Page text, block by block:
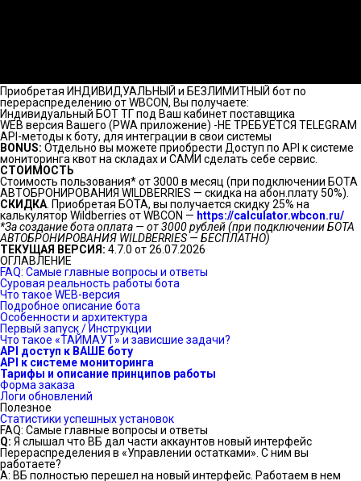
Приобретая ИНДИВИДУАЛЬНЫЙ и БЕЗЛИМИТНЫЙ бот по
перераспределению от WBCON, Вы получаете:
Индивидуальный БОТ ТГ под Ваш кабинет поставщика
WEB версия Вашего (PWA приложение) -НЕ ТРЕБУЕТСЯ TELEGRAM
API-методы к боту, для интеграции в свои системы
BONUS: Отдельно вы можете приобрести Доступ по API к системе
мониторинга квот на складах и САМИ сделать себе сервис.
СТОИМОСТЬ
Стоимость пользования* от 3000 в месяц (при подключении БОТА
АВТОБРОНИРОВАНИЯ WILDBERRIES — скидка на абон.плату 50%).
СКИДКА . Приобретая БОТА, вы получается скидку 25% на
калькулятор Wildberries от WBCON — https://calculator.wbcon.ru/
*За создание бота оплата — от 3000 рублей (при подключении БОТА
АВТОБРОНИРОВАНИЯ WILDBERRIES — БЕСПЛАТНО)
ТЕКУЩАЯ ВЕРСИЯ: 4.7.0 от 26.07.2026
ОГЛАВЛЕНИЕ
FAQ: Самые главные вопросы и ответы
Суровая реальность работы бота
Что такое WEB-версия
Подробное описание бота
Особенности и архитектура
Первый запуск / Инструкции
Что такое «ТАЙМАУТ» и зависшие задачи?
API доступ к ВАШЕ боту
API к системе мониторинга
Тарифы и описание принципов работы
Форма заказа
Логи обновлений
Полезное
Статистики успешных установок
FAQ: Самые главные вопросы и ответы
Q: Я слышал что ВБ дал части аккаунтов новый интерфейс
Перераспределения в «Управлении остатками». С ним вы
работаете?
А: ВБ полностью перешел на новый интерфейс. Работаем в нем